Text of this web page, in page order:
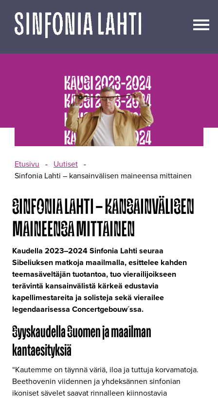
sisältöön
Etusivu - Uutiset -
Sinfonia Lahti – kansainvälisen maineensa mittainen
SINFONIA LAHTI – KANSAINVÄLISEN
MAINEENSA MITTAINEN
Kaudella 2023–2024 Sinfonia Lahti seuraa
Sibeliuksen matkoja maailmalla, esittelee kahden
teemasäveltäjän tuotantoa, tuo vierailijoikseen
terävintä kansainvälistä kärkeä edustavia
kapellimestareita ja solisteja sekä vierailee
legendaarisessa Concertgebouw´ssa.
Syyskaudella Suomen ja maailman
kantaesityksiä
“Kautemme on täynnä väriä, iloa ja tuttuja korvamatoja.
Beethovenin viidennen ja yhdeksännen sinfonian
ikoniset sävelet saavat rinnalleen kiinnostavia